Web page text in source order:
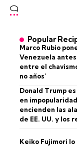
Popular
Marco Rubio
Venezuela
entre el
no años’
Donald Trump
en
encienden las
de EE. UU. y los
Keiko Fujimori lo